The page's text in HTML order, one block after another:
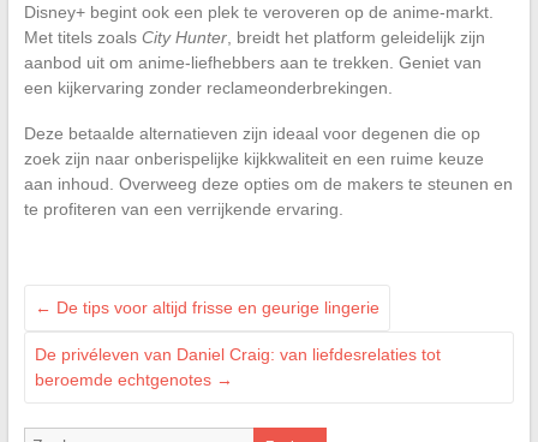
Disney+ begint ook een plek te veroveren op de anime-markt.
Met titels zoals City Hunter, breidt het platform geleidelijk zijn
aanbod uit om anime-liefhebbers aan te trekken. Geniet van
een kijkervaring zonder reclameonderbrekingen.
Deze betaalde alternatieven zijn ideaal voor degenen die op
zoek zijn naar onberispelijke kijkkwaliteit en een ruime keuze
aan inhoud. Overweeg deze opties om de makers te steunen en
te profiteren van een verrijkende ervaring.
← De tips voor altijd frisse en geurige lingerie
De privéleven van Daniel Craig: van liefdesrelaties tot
beroemde echtgenotes →